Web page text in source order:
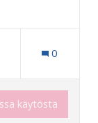
ja ulkoilu
0
käytöstä